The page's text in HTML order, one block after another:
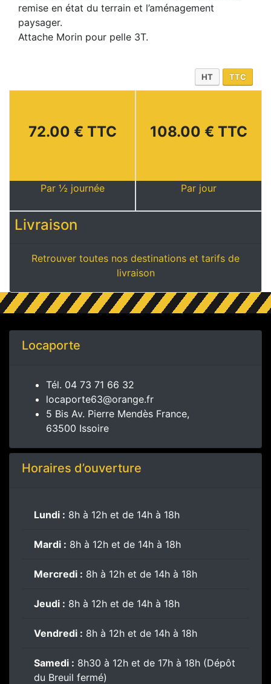
remise en état du terrain et l’aménagement
paysager.
Attache Morin pour pelle 3T.
HT TTC
72.00 € TTC
Par ½ journée
108.00 € TTC
Par jour
Livraison
Retrouver toutes nos destinations et tarifs de
livraison
Locaporte
Tél. 04 73 71 66 32
locaporte63@orange.fr
5 Bis Av. Pierre Mendès France,
63500 Issoire
Horaires d’ouverture
Lundi : 8h à 12h et de 14h à 18h
Mardi : 8h à 12h et de 14h à 18h
Mercredi : 8h à 12h et de 14h à 18h
Jeudi : 8h à 12h et de 14h à 18h
Vendredi : 8h à 12h et de 14h à 18h
Samedi : 8h30 à 12h et de 17h à 18h (Dépôt
du Breuil fermé)